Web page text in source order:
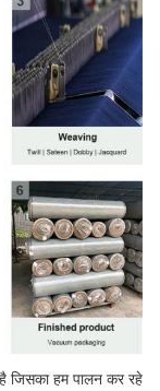
है जिसका हम पालन कर रहे